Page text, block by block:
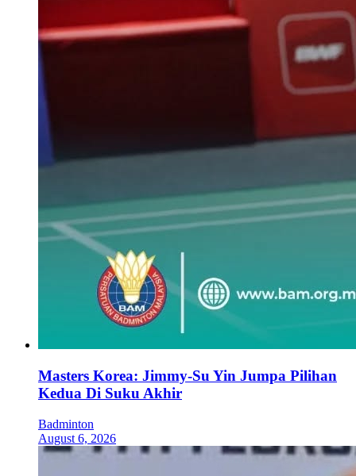
Masters Korea: Jimmy-Su Yin Jumpa Pilihan
Kedua Di Suku Akhir
Badminton
August 6, 2026